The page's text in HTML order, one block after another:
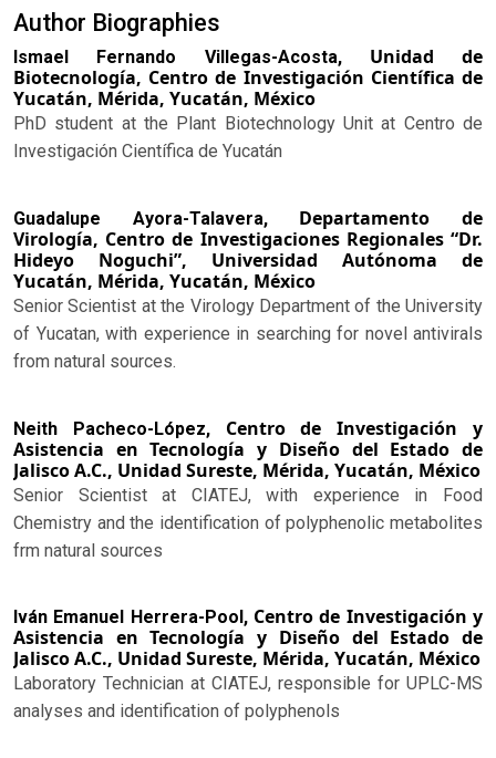
Author Biographies
Ismael Fernando Villegas-Acosta, Unidad de
Biotecnología, Centro de Investigación Científica de
Yucatán, Mérida, Yucatán, México
PhD student at the Plant Biotechnology Unit at Centro de
Investigación Científica de Yucatán
Guadalupe Ayora-Talavera, Departamento de
Virología, Centro de Investigaciones Regionales “Dr.
Hideyo Noguchi”, Universidad Autónoma de
Yucatán, Mérida, Yucatán, México
Senior Scientist at the Virology Department of the University
of Yucatan, with experience in searching for novel antivirals
from natural sources.
Neith Pacheco-López, Centro de Investigación y
Asistencia en Tecnología y Diseño del Estado de
Jalisco A.C., Unidad Sureste, Mérida, Yucatán, México
Senior Scientist at CIATEJ, with experience in Food
Chemistry and the identification of polyphenolic metabolites
frm natural sources
Iván Emanuel Herrera-Pool, Centro de Investigación y
Asistencia en Tecnología y Diseño del Estado de
Jalisco A.C., Unidad Sureste, Mérida, Yucatán, México
Laboratory Technician at CIATEJ, responsible for UPLC-MS
analyses and identification of polyphenols